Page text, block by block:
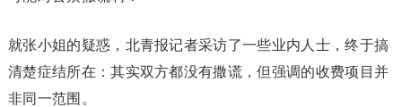
就张小姐的疑惑，北青报记者采访了一些业内人士，终于搞
清楚症结所在：其实双方都没有撒谎，但强调的收费项目并
非同一范围。